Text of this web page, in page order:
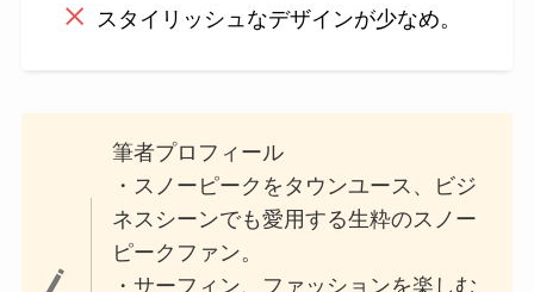
スタイリッシュなデザインが少なめ。
筆者プロフィール
・スノーピークをタウンユース、ビジ
ネスシーンでも愛用する生粋のスノー
ピークファン。
・サーフィン、ファッションを楽しむ